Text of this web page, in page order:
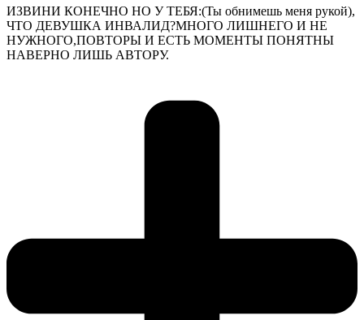
ИЗВИНИ КОНЕЧНО НО У ТЕБЯ:(Ты обнимешь меня рукой),
ЧТО ДЕВУШКА ИНВАЛИД?МНОГО ЛИШНЕГО И НЕ
НУЖНОГО,ПОВТОРЫ И ЕСТЬ МОМЕНТЫ ПОНЯТНЫ
НАВЕРНО ЛИШЬ АВТОРУ.